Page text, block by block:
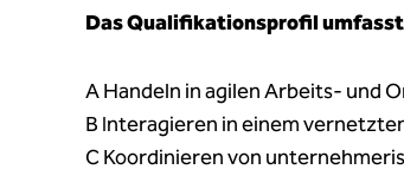
Das Qualifikationsprofil
A Handeln in agilen Arbeits- und
B Interagieren in einem
C Koordinieren von